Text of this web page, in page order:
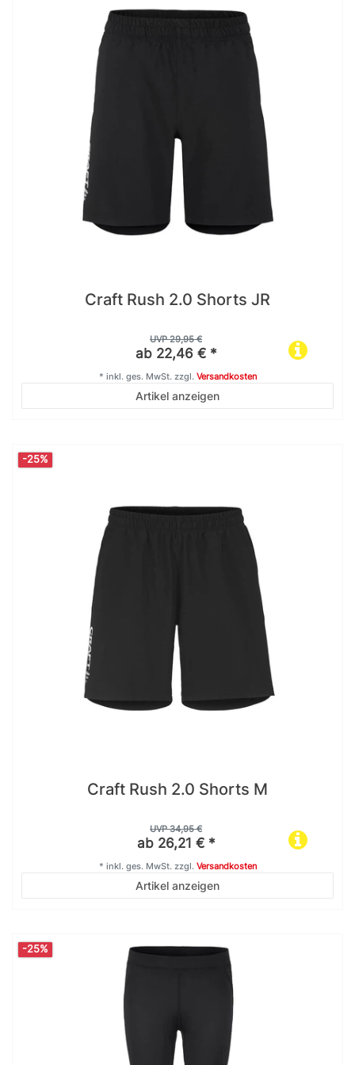
Craft Rush 2.0 Shorts JR
UVP 29,95 €
ab 22,46 € *
Artikel anzeigen
* inkl. ges. MwSt.zzgl. Versandkosten
-25%
Craft Rush 2.0 Shorts M
UVP 34,95 €
ab 26,21 € *
Artikel anzeigen
* inkl. ges. MwSt.zzgl. Versandkosten
-25%